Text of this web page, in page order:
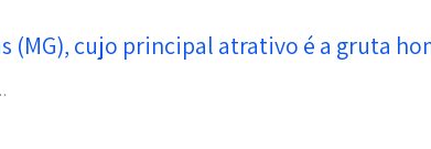
(MG), cujo principal atrativo é a gruta